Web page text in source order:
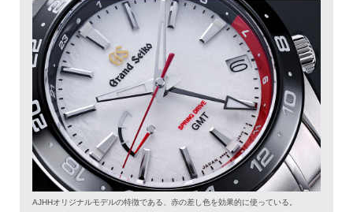
AJHHオリジナルモデルの特徴である、赤の差し色を効果的に使っている。